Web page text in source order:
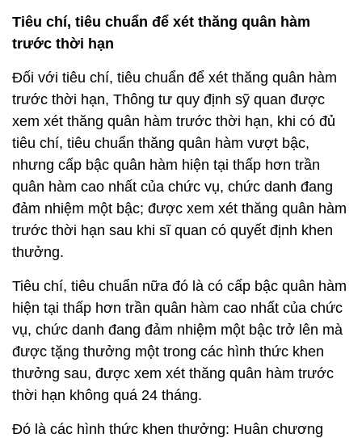
Tiêu chí, tiêu chuẩn để xét thăng quân hàm
trước thời hạn
Đối với tiêu chí, tiêu chuẩn để xét thăng quân hàm
trước thời hạn, Thông tư quy định sỹ quan được
xem xét thăng quân hàm trước thời hạn, khi có đủ
tiêu chí, tiêu chuẩn thăng quân hàm vượt bậc,
nhưng cấp bậc quân hàm hiện tại thấp hơn trần
quân hàm cao nhất của chức vụ, chức danh đang
đảm nhiệm một bậc; được xem xét thăng quân hàm
trước thời hạn sau khi sĩ quan có quyết định khen
thưởng.
Tiêu chí, tiêu chuẩn nữa đó là có cấp bậc quân hàm
hiện tại thấp hơn trần quân hàm cao nhất của chức
vụ, chức danh đang đảm nhiệm một bậc trở lên mà
được tặng thưởng một trong các hình thức khen
thưởng sau, được xem xét thăng quân hàm trước
thời hạn không quá 24 tháng.
Đó là các hình thức khen thưởng: Huân chương